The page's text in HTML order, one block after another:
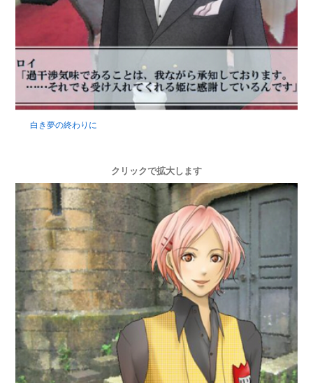
白き夢の終わりに
クリックで拡大します